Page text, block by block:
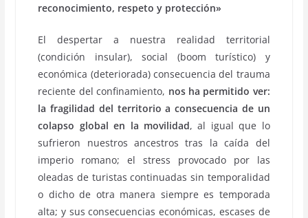
reconocimiento, respeto y protección»
El despertar a nuestra realidad territorial
(condición insular), social (boom turístico) y
económica (deteriorada) consecuencia del trauma
reciente del confinamiento, nos ha permitido ver:
la fragilidad del territorio a consecuencia de un
colapso global en la movilidad, al igual que lo
sufrieron nuestros ancestros tras la caída del
imperio romano; el stress provocado por las
oleadas de turistas continuadas sin temporalidad
o dicho de otra manera siempre es temporada
alta; y sus consecuencias económicas, escases de